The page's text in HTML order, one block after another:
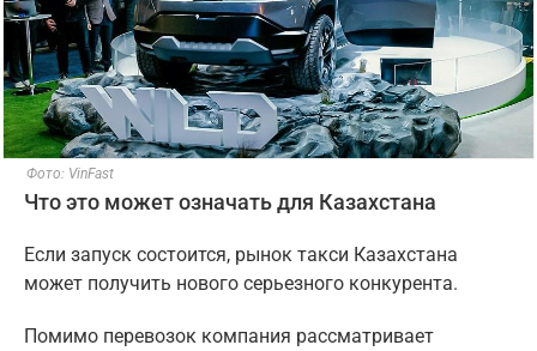
Фото: VinFast
Что это может означать для Казахстана
Если запуск состоится, рынок такси Казахстана
может получить нового серьезного конкурента.
Помимо перевозок компания рассматривает